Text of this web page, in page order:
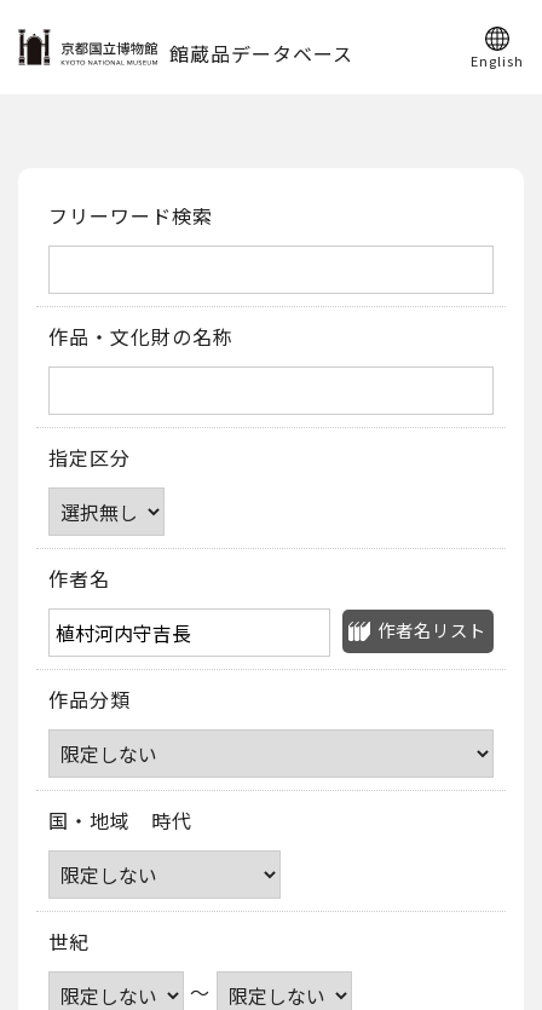
館蔵品データベース English
フリーワード検索
作品・文化財の名称
指定区分
作者名
作者名リスト
作品分類
国・地域 時代
世紀
～